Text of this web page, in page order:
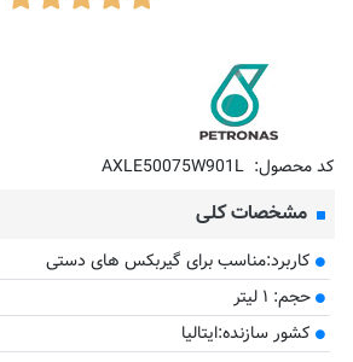
کد محصول: AXLE50075W901L
مشخصات کلی
کاربرد:مناسب برای گیربکس های دستی
حجم: ۱ لیتر
کشور سازنده:ایتالیا